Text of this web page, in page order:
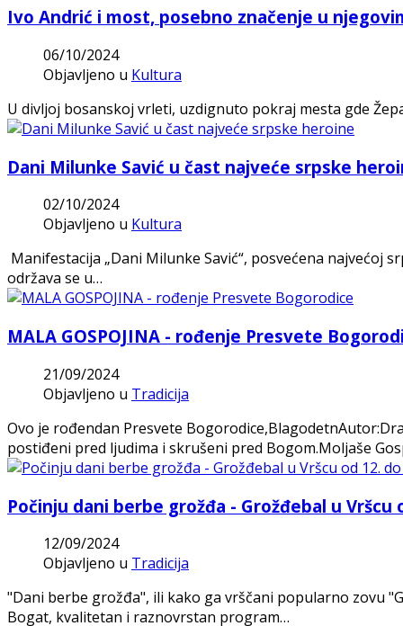
Ivo Andrić i most, posebno značenje u
06/10/2024
Objavljeno u Kultura
U divljoj bosanskoj vrleti, uzdignuto pokraj mesta gde
Dani Milunke Savić u čast najveće srpske
02/10/2024
Objavljeno u Kultura
Manifestacija „Dani Milunke Savić“, posvećena najvećoj
održava se u…
MALA GOSPOJINA - rođenje Presvete
21/09/2024
Objavljeno u Tradicija
Ovo je rođendan Presvete
postiđeni pred ljudima i skrušeni pred Bogom.Moljaše
Počinju dani berbe grožđa - Grožđebal u Vršcu
12/09/2024
Objavljeno u Tradicija
"Dani berbe grožđa", ili kako ga vrščani popularno zovu
Bogat, kvalitetan i raznovrstan program…